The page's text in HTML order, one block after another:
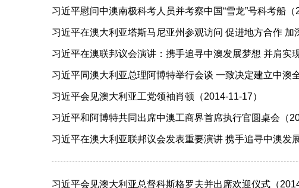
习近平慰问中澳南极科考人员并考察中国“雪龙”号科考船（
习近平在澳大利亚塔斯马尼亚州参观访问 促进地方合作 加
习近平在澳联邦议会演讲：携手追寻中澳发展梦想 并肩实
习近平同澳大利亚总理阿博特举行会谈 一致决定建立中
习近平会见澳大利亚工党领袖肖顿（2014-11-17）
习近平和阿博特共同出席中澳工商界首席执行官圆桌会（
习近平在澳大利亚联邦议会发表重要演讲 携手追寻中澳发
习近平会见澳大利亚总督科斯格罗夫并出席欢迎仪式（